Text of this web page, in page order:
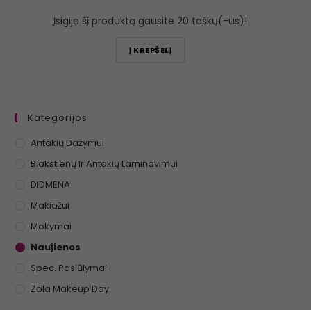
Įsigiję šį produktą gausite 20 taškų(-us)!
Į KREPŠELĮ
Kategorijos
Antakių Dažymui
Blakstienų Ir Antakių Laminavimui
DIDMENA
Makiažui
Mokymai
Naujienos
Spec. Pasiūlymai
Zola Makeup Day